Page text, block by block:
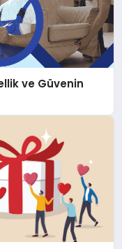
ve Güvenin